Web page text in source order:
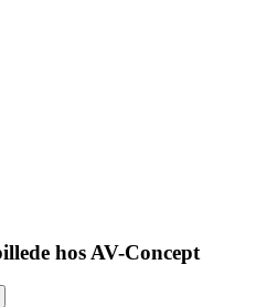
hos AV-Concept